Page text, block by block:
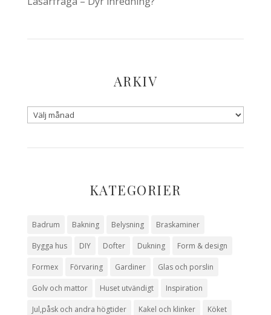
ARKIV
KATEGORIER
Badrum Bakning Belysning Braskaminer
Bygga hus DIY Dofter Dukning Form & design
Formex Förvaring Gardiner Glas och porslin
Golv och mattor Huset utvändigt Inspiration
Jul,påsk och andra högtider Kakel och klinker Köket